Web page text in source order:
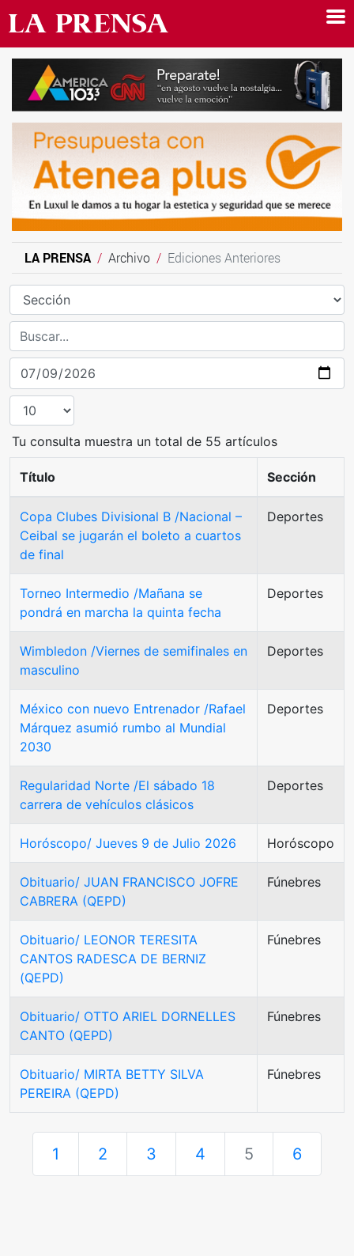
LA PRENSA Archivo Ediciones Anteriores
Tu consulta muestra un total de 55 artículos
Título Sección
Copa Clubes Divisional B /Nacional –
Ceibal se jugarán el boleto a cuartos
de final
Deportes
Torneo Intermedio /Mañana se
pondrá en marcha la quinta fecha
Deportes
Wimbledon /Viernes de semifinales en
masculino
Deportes
México con nuevo Entrenador /Rafael
Márquez asumió rumbo al Mundial
2030
Deportes
Regularidad Norte /El sábado 18
carrera de vehículos clásicos
Deportes
Horóscopo/ Jueves 9 de Julio 2026 Horóscopo
Obituario/ JUAN FRANCISCO JOFRE
CABRERA (QEPD)
Fúnebres
Obituario/ LEONOR TERESITA
CANTOS RADESCA DE BERNIZ
(QEPD)
Fúnebres
Obituario/ OTTO ARIEL DORNELLES
CANTO (QEPD)
Fúnebres
Obituario/ MIRTA BETTY SILVA
PEREIRA (QEPD)
Fúnebres
1 2 3 4 5 6